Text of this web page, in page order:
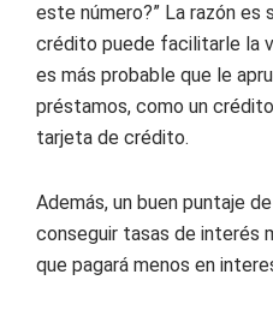
este número?” La razón es
crédito puede facilitarle la
es más probable que le
préstamos, como un
tarjeta de crédito.
Además, un buen puntaje
conseguir tasas de interés
que pagará menos en